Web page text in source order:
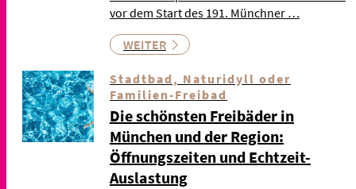
vor dem Start des 191. Münchner …
WEITER
Stadtbad, Naturidyll oder
Familien-Freibad
Die schönsten Freibäder in
München und der Region:
Öffnungszeiten und Echtzeit-
Auslastung